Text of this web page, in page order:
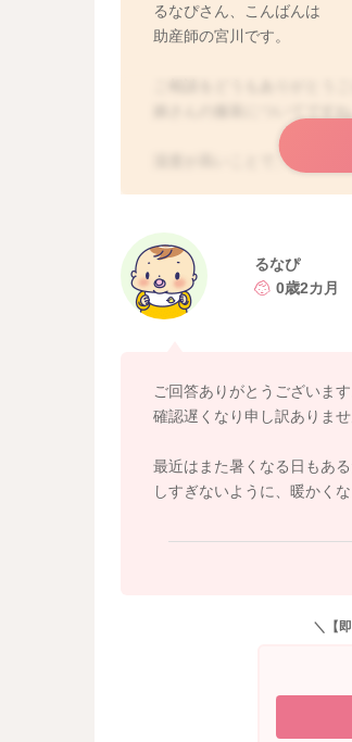
るなぴさん、こんばんは
助産師の宮川です。
湿度が高いことで、体感温
除湿に加えて、扇風機も活
そうして調整をされてから
いですよ。
ほっぺがひんやりとしてい
るなぴ
0歳2カ月
ご回答ありがとうございます
確認遅くなり申し訳ありませ
最近はまた暑くなる日もあ
しすぎないように、暖かく
＼【